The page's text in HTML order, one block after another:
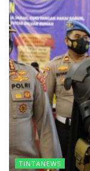
TINTANEWS